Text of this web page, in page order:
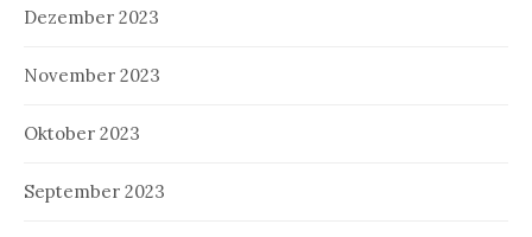
Dezember 2023
November 2023
Oktober 2023
September 2023